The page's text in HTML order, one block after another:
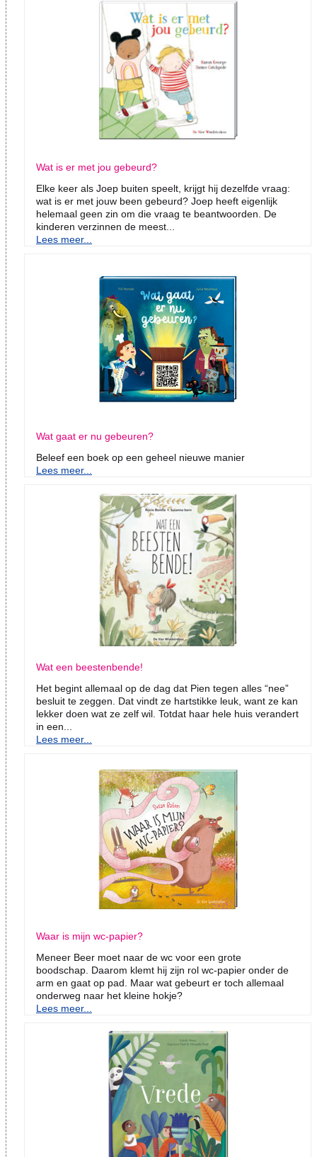
Wat is er met jou gebeurd?
Elke keer als Joep buiten speelt, krijgt hij dezelfde vraag:
wat is er met jouw been gebeurd? Joep heeft eigenlijk
helemaal geen zin om die vraag te beantwoorden. De
kinderen verzinnen de meest...
Lees meer...
Wat gaat er nu gebeuren?
Beleef een boek op een geheel nieuwe manier
Lees meer...
Wat een beestenbende!
Het begint allemaal op de dag dat Pien tegen alles “nee”
besluit te zeggen. Dat vindt ze hartstikke leuk, want ze kan
lekker doen wat ze zelf wil. Totdat haar hele huis verandert
in een...
Lees meer...
Waar is mijn wc-papier?
Meneer Beer moet naar de wc voor een grote
boodschap. Daarom klemt hij zijn rol wc-papier onder de
arm en gaat op pad. Maar wat gebeurt er toch allemaal
onderweg naar het kleine hokje?
Lees meer...